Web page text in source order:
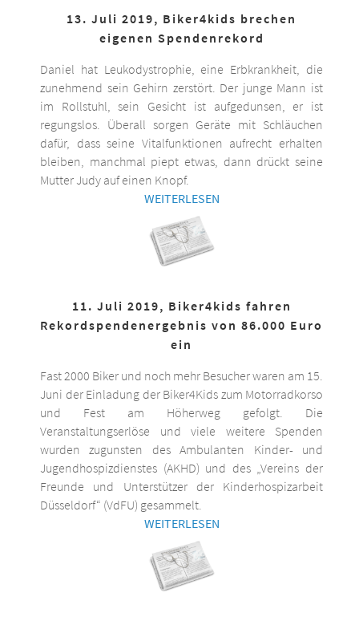
13. Juli 2019, Biker4kids brechen
eigenen Spendenrekord
Daniel hat Leukodystrophie, eine Erbkrankheit, die
zunehmend sein Gehirn zerstört. Der junge Mann ist
im Rollstuhl, sein Gesicht ist aufgedunsen, er ist
regungslos. Überall sorgen Geräte mit Schläuchen
dafür, dass seine Vitalfunktionen aufrecht erhalten
bleiben, manchmal piept etwas, dann drückt seine
Mutter Judy auf einen Knopf.
WEITERLESEN
11. Juli 2019, Biker4kids fahren
Rekordspendenergebnis von 86.000 Euro
ein
Fast 2000 Biker und noch mehr Besucher waren am 15.
Juni der Einladung der Biker4Kids zum Motorradkorso
und Fest am Höherweg gefolgt. Die
Veranstaltungserlöse und viele weitere Spenden
wurden zugunsten des Ambulanten Kinder- und
Jugendhospizdienstes (AKHD) und des „Vereins der
Freunde und Unterstützer der Kinderhospizarbeit
Düsseldorf“ (VdFU) gesammelt.
WEITERLESEN